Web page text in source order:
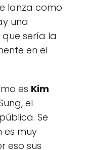
lanza como
una
sería la
en el
es Kim
el
Se
es muy
eso sus